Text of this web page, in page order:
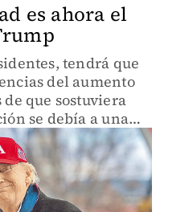
es ahora el
tendrá que
del aumento
de que sostuviera
se debía a una